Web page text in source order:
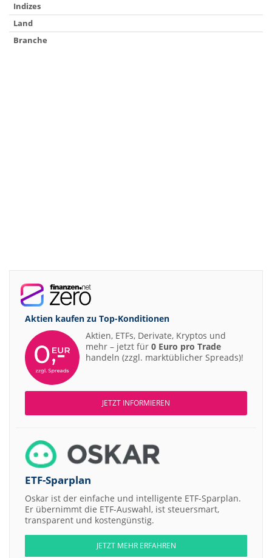
Indizes
Land
Branche
Aktien kaufen zu Top-Konditionen
Aktien, ETFs, Derivate, Kryptos und
mehr – jetzt für 0 Euro pro Trade
handeln (zzgl. marktüblicher Spreads)!
JETZT INFORMIEREN
ETF-Sparplan
Oskar ist der einfache und intelligente ETF-Sparplan.
Er übernimmt die ETF-Auswahl, ist steuersmart,
transparent und kostengünstig.
JETZT MEHR ERFAHREN